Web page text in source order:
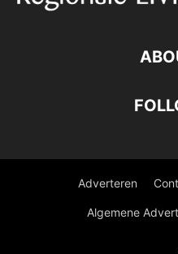
Adverteren
Algemene